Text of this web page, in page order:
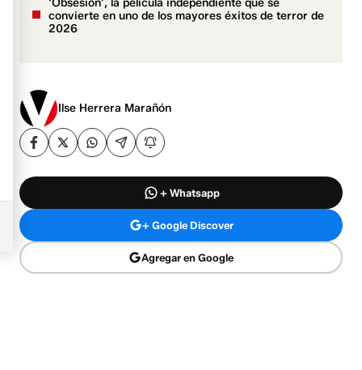
‘Obsesión’, la película independiente que se
convierte en uno de los mayores éxitos de terror de
2026
Ilse Herrera Marañón
+ Whatsapp
+ Google Discover
Agregar en Google